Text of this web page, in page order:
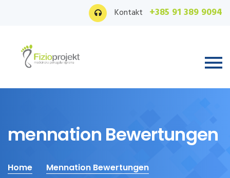
Kontakt +385 91 389 9094
mennation Bewertungen
Home Mennation Bewertungen